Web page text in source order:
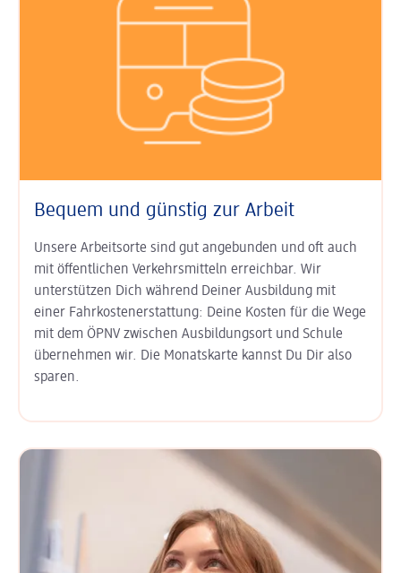
Bequem und günstig zur Arbeit
Unsere Arbeitsorte sind gut an­ge­bunden und oft auch
mit öffent­lichen Verkehrs­mitteln erreichbar. Wir
unterstützen Dich während Deiner Aus­bildung mit
einer Fahr­kosten­erstat­tung: Deine Kosten für die Wege
mit dem ÖPNV zwischen Ausbildungs­ort und Schule
übernehmen wir. Die Monats­karte kannst Du Dir also
sparen.